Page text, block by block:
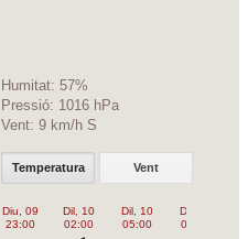
Humitat: 57%
Pressió: 1016 hPa
Vent: 9 km/h S
Temperatura Vent
Diu, 09
23:00
Dil, 10
02:00
Dil, 10
05:00
Dil, 10
08:00